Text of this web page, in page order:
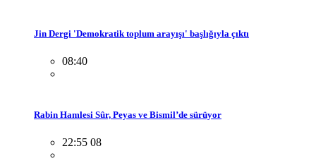
Jin Dergi 'Demokratik toplum arayışı' başlığıyla çıktı
08:40
Rabin Hamlesi Sûr, Peyas ve Bismil’de sürüyor
22:55 08